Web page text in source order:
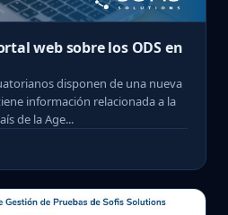
web sobre los ODS en
disponen de una nueva
información relacionada a la
de la Age...